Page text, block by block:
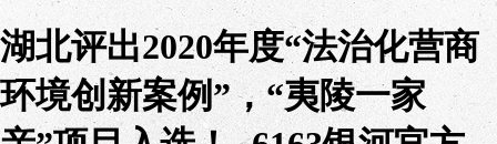
湖北评出2020年度“法治化营商
环境创新案例”，“夷陵一家